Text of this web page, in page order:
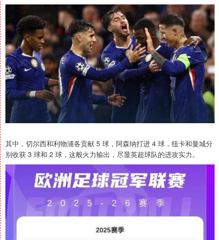
其中，切尔西和利物浦各贡献 5 球，阿森纳打进 4 球，纽卡和曼城分
别收获 3 球和 2 球，这般火力输出，尽显英超球队的进攻实力。